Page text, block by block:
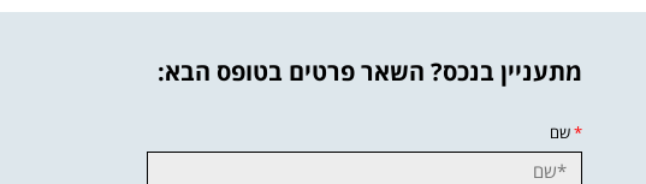
מתעניין בנכס? השאר פרטים בטופס הבא:
*שם